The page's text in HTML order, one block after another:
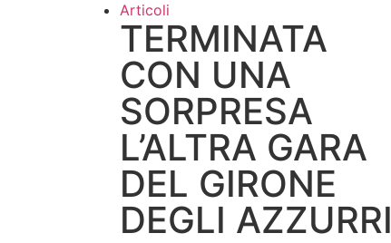
Articoli
TERMINATA
CON UNA
SORPRESA
L’ALTRA GARA
DEL GIRONE
DEGLI AZZURRI